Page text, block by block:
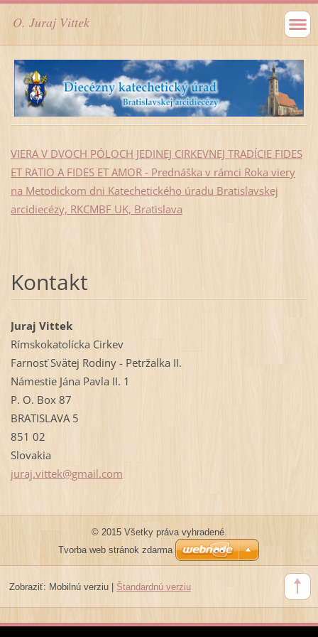
O. Juraj Vittek
VIERA V DVOCH PÓLOCH JEDINEJ CIRKEVNEJ TRADÍCIE FIDES
ET RATIO A FIDES ET AMOR - Prednáška v rámci Roka viery
na Metodickom dni Katechetického úradu Bratislavskej
arcidiecézy, RKCMBF UK, Bratislava
Kontakt
Juraj Vittek
Rímskokatolícka Cirkev
Farnosť Svätej Rodiny - Petržalka II.
Námestie Jána Pavla II. 1
P. O. Box 87
BRATISLAVA 5
851 02
Slovakia
juraj.vittek@gmail.com
© 2015 Všetky práva vyhradené.
Tvorba web stránok zdarma
Zobraziť: Mobilnú verziu| Štandardnú verziu